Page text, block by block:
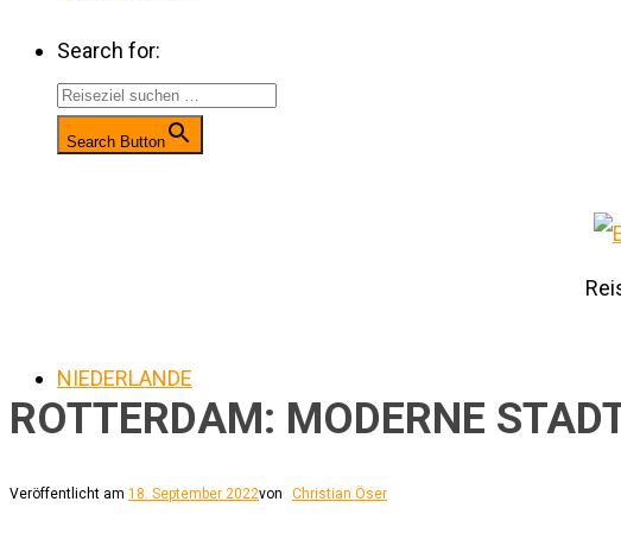
Search for:
Search Button
NIEDERLANDE
ROTTERDAM: MODERNE
Veröffentlicht am 18. September 2022von Christian Öser